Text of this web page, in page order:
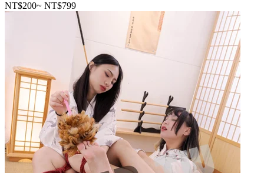
NT$200~ NT$799